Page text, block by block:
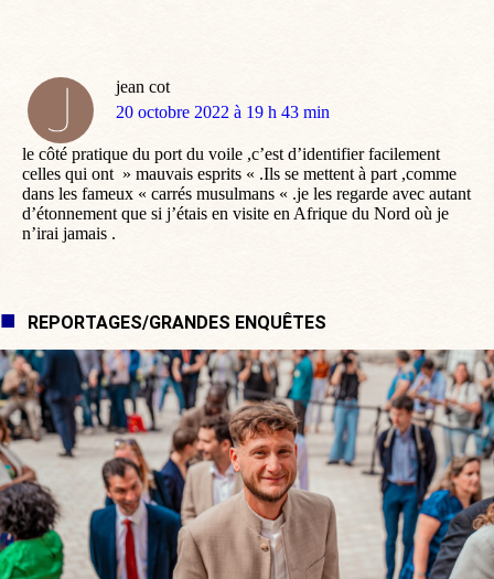
jean cot
dit
20 octobre 2022 à 19 h 43 min
le côté pratique du port du voile ,c’est d’identifier facilement
celles qui ont » mauvais esprits « .Ils se mettent à part ,comme
dans les fameux « carrés musulmans « .je les regarde avec autant
d’étonnement que si j’étais en visite en Afrique du Nord où je
n’irai jamais .
REPORTAGES/GRANDES ENQUÊTES